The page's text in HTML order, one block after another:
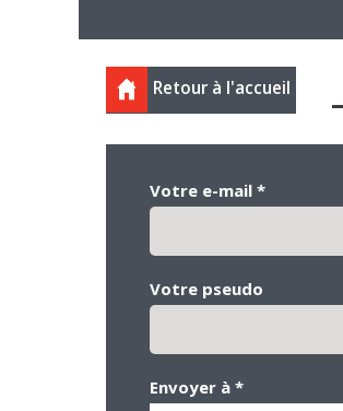
Retour à l'accueil
Votre e-mail *
Votre pseudo
Envoyer à *